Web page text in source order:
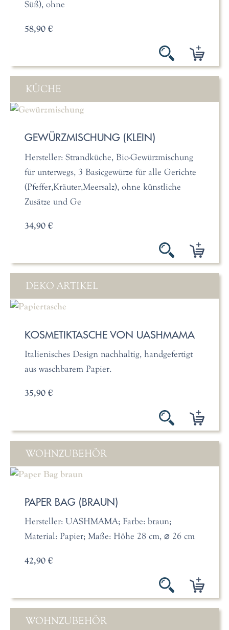
Süß), ohne
58,90 €
KÜCHE
GEWÜRZMISCHUNG (KLEIN)
Hersteller: Strandküche, Bio-Gewürzmischung
für unterwegs, 3 Basicgewürze für alle Gerichte
(Pfeffer,Kräuter,Meersalz), ohne künstliche
Zusätze und Ge
34,90 €
DEKO ARTIKEL
KOSMETIKTASCHE VON UASHMAMA
Italienisches Design nachhaltig, handgefertigt
aus waschbarem Papier.
35,90 €
WOHNZUBEHÖR
PAPER BAG (BRAUN)
Hersteller: UASHMAMA; Farbe: braun;
Material: Papier; Maße: Höhe 28 cm, ⌀ 26 cm
42,90 €
WOHNZUBEHÖR